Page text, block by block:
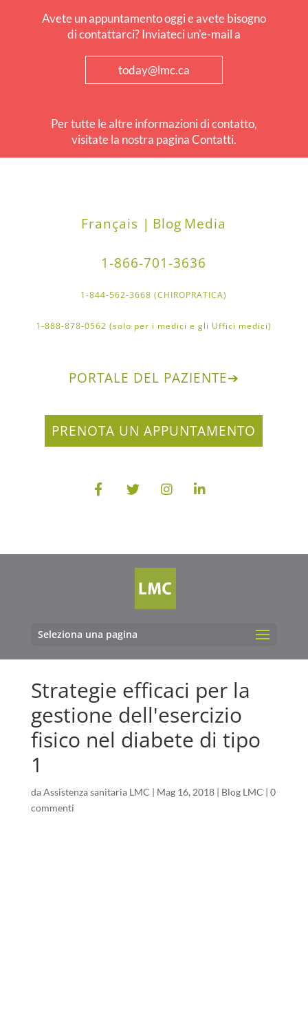
Avete un appuntamento oggi e avete bisogno
di contattarci? Inviateci un'e-mail a
today@lmc.ca
Per tutte le altre informazioni di contatto,
visitate la nostra pagina Contatti.
Français | Blog Media
1-866-701-3636
1-844-562-3668 (CHIROPRATICA)
1-888-878-0562 (solo per i medici e gli Uffici medici)
PORTALE DEL PAZIENTE➔
PRENOTA UN APPUNTAMENTO
Seleziona una pagina
Strategie efficaci per la
gestione dell'esercizio
fisico nel diabete di tipo
1
daAssistenza sanitaria LMC | Mag 16, 2018| Blog LMC | 0
commenti